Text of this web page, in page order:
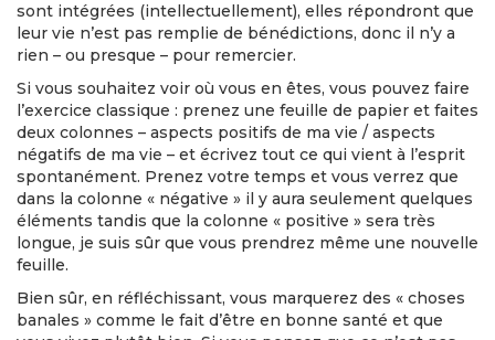
sont intégrées (intellectuellement), elles répondront que
leur vie n’est pas remplie de bénédictions, donc il n’y a
rien – ou presque – pour remercier.
Si vous souhaitez voir où vous en êtes, vous pouvez faire
l’exercice classique : prenez une feuille de papier et faites
deux colonnes – aspects positifs de ma vie / aspects
négatifs de ma vie – et écrivez tout ce qui vient à l’esprit
spontanément. Prenez votre temps et vous verrez que
dans la colonne « négative » il y aura seulement quelques
éléments tandis que la colonne « positive » sera très
longue, je suis sûr que vous prendrez même une nouvelle
feuille.
Bien sûr, en réfléchissant, vous marquerez des « choses
banales » comme le fait d’être en bonne santé et que